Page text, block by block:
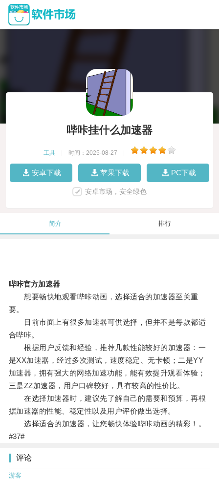
哔咔挂什么加速器
工具 时间：2025-08-27
安卓下载 苹果下载 PC下载
安卓市场，安全绿色
简介 排行
哔咔官方加速器
想要畅快地观看哔咔动画，选择适合的加速器至关重
要。
目前市面上有很多加速器可供选择，但并不是每款都适
合哔咔。
根据用户反馈和经验，推荐几款性能较好的加速器：一
是XX加速器，经过多次测试，速度稳定、无卡顿；二是YY
加速器，拥有强大的网络加速功能，能有效提升观看体验；
三是ZZ加速器，用户口碑较好，具有较高的性价比。
在选择加速器时，建议先了解自己的需要和预算，再根
据加速器的性能、稳定性以及用户评价做出选择。
选择适合的加速器，让您畅快体验哔咔动画的精彩！。
#37#
评论
游客